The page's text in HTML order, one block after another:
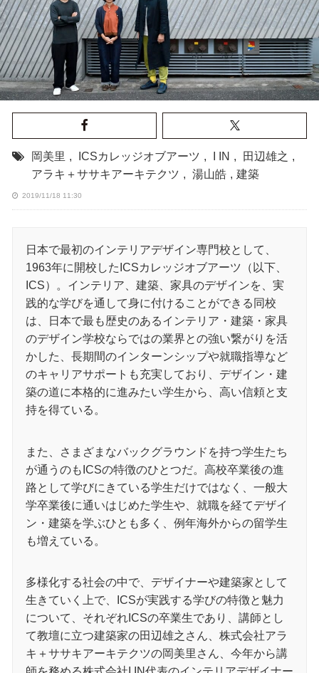
岡美里 , ICSカレッジオブアーツ , I IN , 田辺雄之 ,
アラキ＋ササキアーキテクツ , 湯山皓 , 建築
2019/11/18 11:30
日本で最初のインテリアデザイン専門校として、
1963年に開校したICSカレッジオブアーツ（以下、
ICS）。インテリア、建築、家具のデザインを、実
践的な学びを通して身に付けることができる同校
は、日本で最も歴史のあるインテリア・建築・家具
のデザイン学校ならではの業界との強い繋がりを活
かした、長期間のインターンシップや就職指導など
のキャリアサポートも充実しており、デザイン・建
築の道に本格的に進みたい学生から、高い信頼と支
持を得ている。
また、さまざまなバックグラウンドを持つ学生たち
が通うのもICSの特徴のひとつだ。高校卒業後の進
路として学びにきている学生だけではなく、一般大
学卒業後に通いはじめた学生や、就職を経てデザイ
ン・建築を学ぶひとも多く、例年海外からの留学生
も増えている。
多様化する社会の中で、デザイナーや建築家として
生きていく上で、ICSが実践する学びの特徴と魅力
について、それぞれICSの卒業生であり、講師とし
て教壇に立つ建築家の田辺雄之さん、株式会社アラ
キ＋ササキアーキテクツの岡美里さん、今年から講